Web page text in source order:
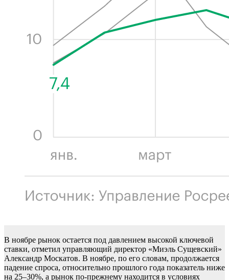
В ноябре рынок остается под давлением высокой ключевой
ставки, отметил управляющий директор «Миэль Сущевский»
Александр Москатов. В ноябре, по его словам, продолжается
падение спроса, относительно прошлого года показатель ниже
на 25–30%, а рынок по-прежнему находится в условиях